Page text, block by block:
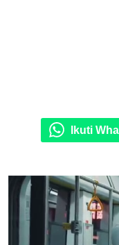
Ikuti